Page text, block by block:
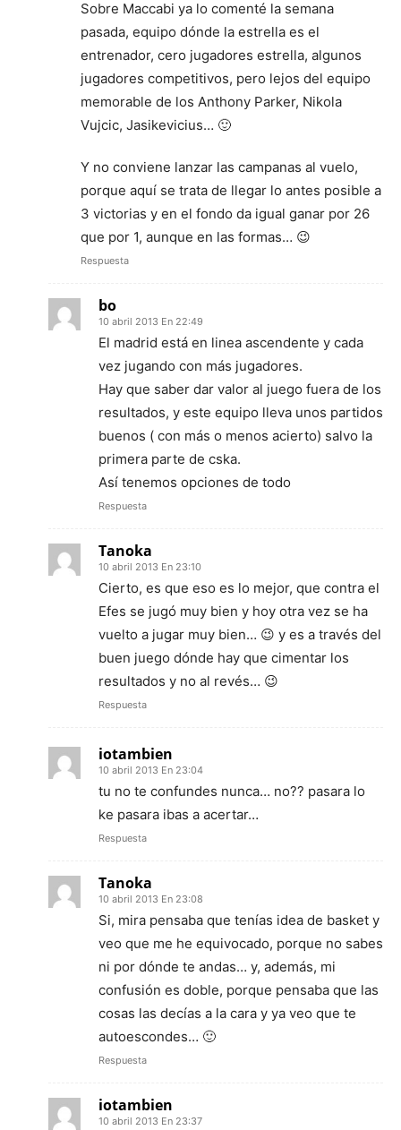
Sobre Maccabi ya lo comenté la semana
pasada, equipo dónde la estrella es el
entrenador, cero jugadores estrella, algunos
jugadores competitivos, pero lejos del equipo
memorable de los Anthony Parker, Nikola
Vujcic, Jasikevicius… 🙂
Y no conviene lanzar las campanas al vuelo,
porque aquí se trata de llegar lo antes posible a
3 victorias y en el fondo da igual ganar por 26
que por 1, aunque en las formas… 😉
Respuesta
bo
10 abril 2013 En 22:49
El madrid está en linea ascendente y cada
vez jugando con más jugadores.
Hay que saber dar valor al juego fuera de los
resultados, y este equipo lleva unos partidos
buenos ( con más o menos acierto) salvo la
primera parte de cska.
Así tenemos opciones de todo
Respuesta
Tanoka
10 abril 2013 En 23:10
Cierto, es que eso es lo mejor, que contra el
Efes se jugó muy bien y hoy otra vez se ha
vuelto a jugar muy bien… 😉 y es a través del
buen juego dónde hay que cimentar los
resultados y no al revés… 😉
Respuesta
iotambien
10 abril 2013 En 23:04
tu no te confundes nunca… no?? pasara lo
ke pasara ibas a acertar…
Respuesta
Tanoka
10 abril 2013 En 23:08
Si, mira pensaba que tenías idea de basket y
veo que me he equivocado, porque no sabes
ni por dónde te andas… y, además, mi
confusión es doble, porque pensaba que las
cosas las decías a la cara y ya veo que te
autoescondes… 🙂
Respuesta
iotambien
10 abril 2013 En 23:37